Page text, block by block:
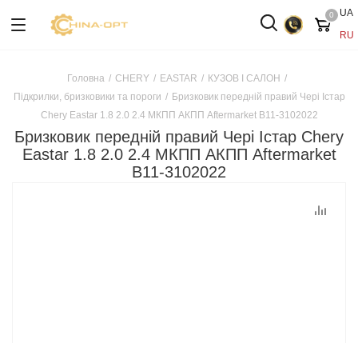
UA
RU
0
Головна / CHERY / EASTAR / КУЗОВ І САЛОН /
Підкрилки, бризковики та пороги / Бризковик передній правий Чері Істар
Chery Eastar 1.8 2.0 2.4 МКПП АКПП Aftermarket B11-3102022
Бризковик передній правий Чері Істар Chery
Eastar 1.8 2.0 2.4 МКПП АКПП Aftermarket
B11-3102022